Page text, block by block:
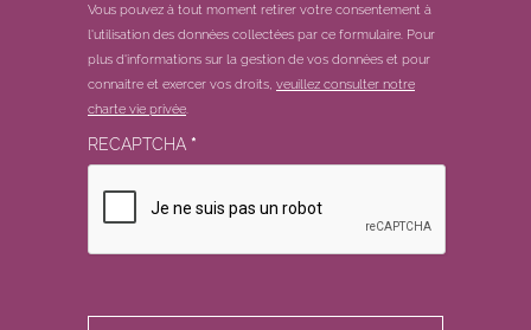
Vous pouvez à tout moment retirer votre consentement à
l'utilisation des données collectées par ce formulaire. Pour
plus d'informations sur la gestion de vos données et pour
connaitre et exercer vos droits, veuillez consulter notre
charte vie privée
RECAPTCHA *